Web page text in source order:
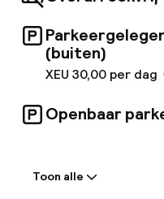
heerlijke
kunnen genieten
elegante Jazz Club.
Milaan in stijl te
(buiten)
XEU 30,00 per dag
Openbaar
Toon alle